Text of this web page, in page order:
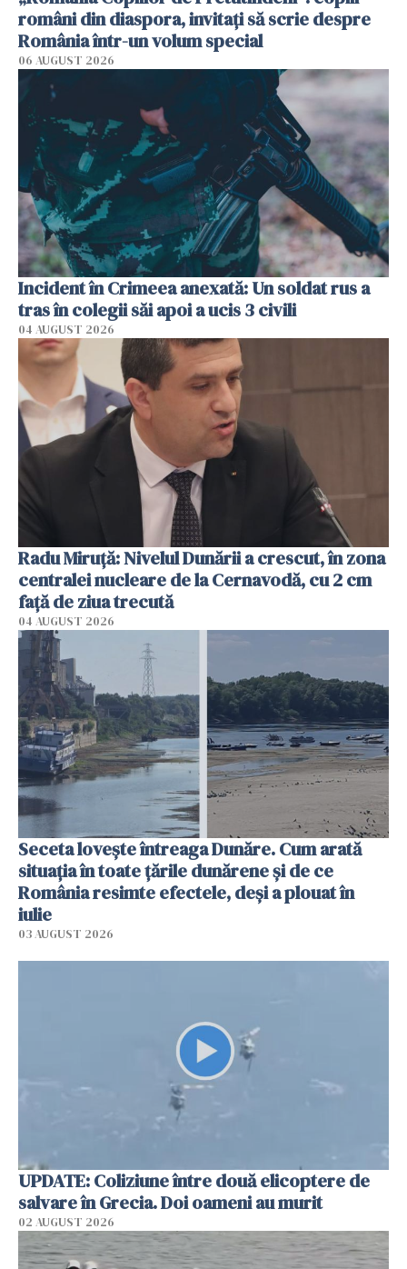
români din diaspora, invitați să scrie despre
România într-un volum special
06 AUGUST 2026
Incident în Crimeea anexată: Un soldat rus a
tras în colegii săi apoi a ucis 3 civili
04 AUGUST 2026
Radu Miruţă: Nivelul Dunării a crescut, în zona
centralei nucleare de la Cernavodă, cu 2 cm
faţă de ziua trecută
04 AUGUST 2026
Seceta lovește întreaga Dunăre. Cum arată
situația în toate țările dunărene și de ce
România resimte efectele, deși a plouat în
iulie
03 AUGUST 2026
UPDATE: Coliziune între două elicoptere de
salvare în Grecia. Doi oameni au murit
02 AUGUST 2026